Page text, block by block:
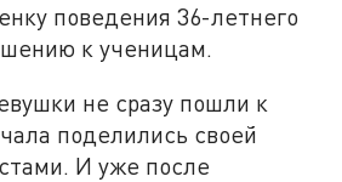
поведения 36-летнего
к ученицам.
не сразу пошли к
поделились своей
И уже после